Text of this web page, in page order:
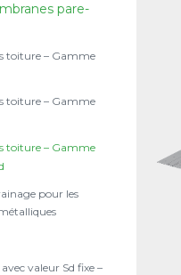
pare-
toiture – Gamme
toiture – Gamme
toiture – Gamme
pour les
valeur Sd fixe –